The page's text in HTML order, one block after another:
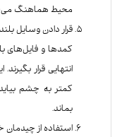
محیط هماهنگ
قرار دادن وسایل
کمدها و فایل‌های
انتهایی قرار
کمتر به چشم
بماند.
استفاده از چیدمان